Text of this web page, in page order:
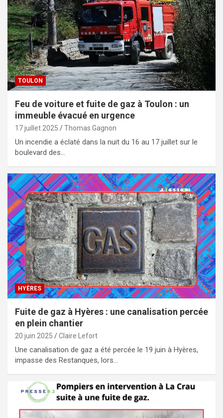
TOULON
Feu de voiture et fuite de gaz à Toulon : un
immeuble évacué en urgence
17 juillet 2025 Thomas Gagnon
Un incendie a éclaté dans la nuit du 16 au 17 juillet sur le
boulevard des…
HYÈRES
Fuite de gaz à Hyères : une canalisation percée
en plein chantier
20 juin 2025 Claire Lefort
Une canalisation de gaz a été percée le 19 juin à Hyères,
impasse des Restanques, lors…